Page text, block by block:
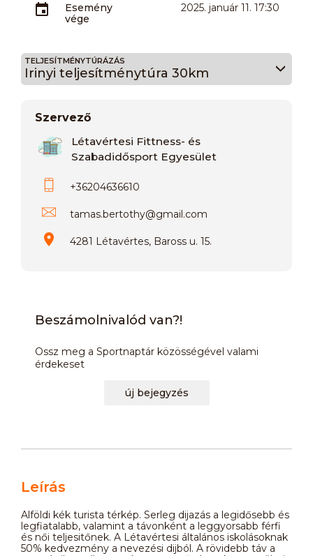
Esemény
vége
2025. január 11. 17:30
TELJESÍTMÉNYTÚRÁZÁS
Irinyi teljesítménytúra 30km
Szervező
Létavértesi Fittness- és
Szabadidősport Egyesület
+36204636610
tamas.bertothy@gmail.com
4281 Létavértes, Baross u. 15.
Beszámolnivalód van?!
Ossz meg a Sportnaptár közösségével valami
érdekeset
új bejegyzés
Leírás
Alföldi kék turista térkép. Serleg dijazás a legidősebb és
legfiatalabb, valamint a távonként a leggyorsabb férfi
és női teljesitőnek. A Létavértesi általános iskolásoknak
50% kedvezmény a nevezési dijból. A rövidebb táv a